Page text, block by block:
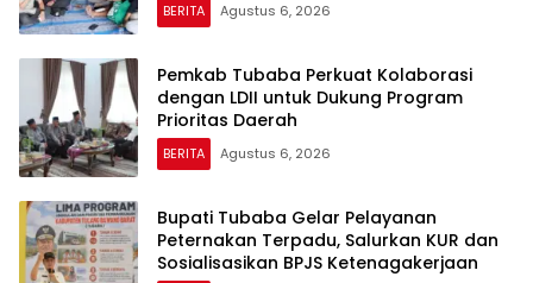
BERITA Agustus 6, 2026
Pemkab Tubaba Perkuat Kolaborasi
dengan LDII untuk Dukung Program
Prioritas Daerah
BERITA Agustus 6, 2026
Bupati Tubaba Gelar Pelayanan
Peternakan Terpadu, Salurkan KUR dan
Sosialisasikan BPJS Ketenagakerjaan